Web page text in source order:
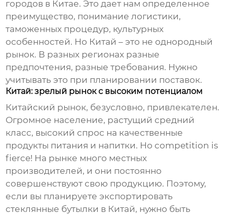
городов в Китае. Это дает нам определенное
преимущество, понимание логистики,
таможенных процедур, культурных
особенностей. Но Китай – это не однородный
рынок. В разных регионах разные
предпочтения, разные требования. Нужно
учитывать это при планировании поставок.
Китай: зрелый рынок с высоким потенциалом
Китайский рынок, безусловно, привлекателен.
Огромное население, растущий средний
класс, высокий спрос на качественные
продукты питания и напитки. Но competition is
fierce! На рынке много местных
производителей, и они постоянно
совершенствуют свою продукцию. Поэтому,
если вы планируете экспортировать
стеклянные бутылки в Китай, нужно быть